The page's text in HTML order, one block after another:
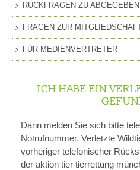
RÜCKFRAGEN ZU
FRAGEN ZUR
FÜR MEDIENVERTRETER
ICH HABE EIN
Dann melden Sie sich bitte
Notrufnummer. Verletzte
vorheriger telefonischer
der aktion tier tierrettung